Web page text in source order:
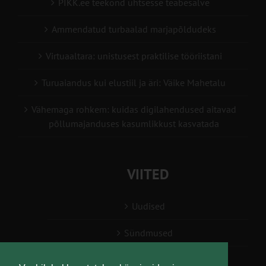
Ammendatud turbaalad marjapõldudeks
Virtuaaltara: unistusest praktilise tööriistani
Turuaiandus kui elustiil ja äri: Väike Mahetalu
Vähemaga rohkem: kuidas digilahendused aitavad
põllumajanduses kasumlikkust kasvatada
VIITED
Uudised
Sündmused